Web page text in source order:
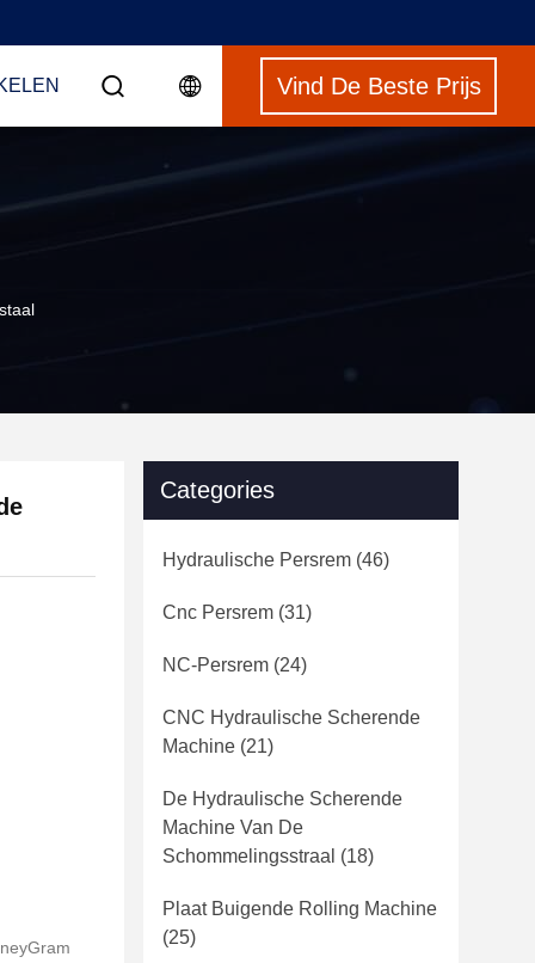
Vind De Beste Prijs
Categories
Hydraulische Persrem (46)
Cnc Persrem (31)
NC-Persrem (24)
CNC Hydraulische Scherende
Machine (21)
De Hydraulische Scherende
Machine Van De
Schommelingsstraal (18)
Plaat Buigende Rolling Machine
(25)